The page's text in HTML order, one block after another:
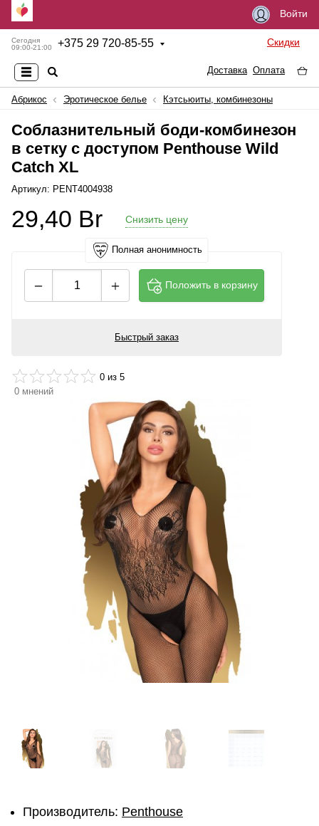
Войти
Сегодня
09:00-21:00
+375 29 720-85-55 Скидки
Доставка Оплата
Абрикос Эротическое белье Кэтсьюиты, комбинезоны
Соблазнительный боди-комбинезон
в сетку с доступом Penthouse Wild
Catch XL
Артикул: PENT4004938
29,40 Br Снизить цену
Полная анонимность
Положить в корзину
Быстрый заказ
0 из 5
0 мнений
Производитель: Penthouse